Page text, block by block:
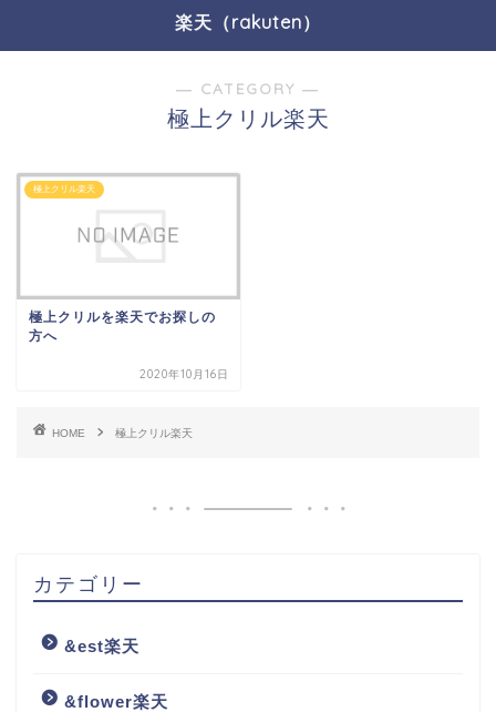
楽天（rakuten）
― CATEGORY ―
極上クリル楽天
極上クリル楽天
極上クリルを楽天でお探しの
方へ
2020年10月16日
HOME 極上クリル楽天
カテゴリー
&est楽天
&flower楽天